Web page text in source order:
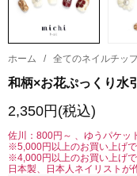
ホーム / 全てのネイルチッ
和柄×お花ぷっくり水
2,350円(税込)
佐川：800円～ 、ゆうパケッ
※5,000円以上のお買い上げ
※4,000円以上のお買い上げ
日本製、日本人ネイリストが